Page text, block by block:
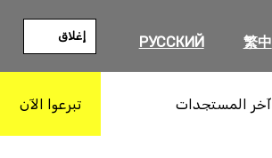
繁中
РУССКИЙ إغلاق
آخر المستجدات تبرعوا الآن